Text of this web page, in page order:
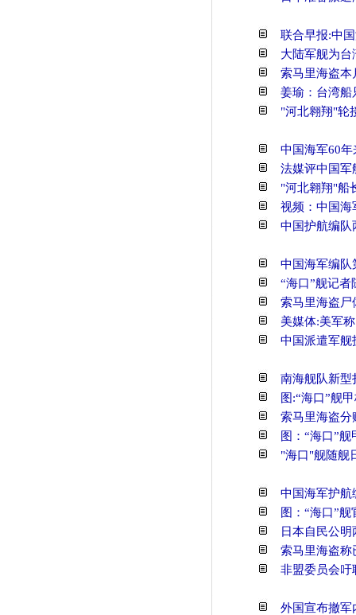
联合早报:中
大陆军舰为
索马里海盗本
姜瑜：台湾船
"河北翱翔"轮
中国海军60
法媒评中国军
"河北翱翔"船
视频：中国海
中国护航编队
中国海军编队
“海口”舰记
索马里海盗尸
美媒体:美军
中国派遣军舰
南海舰队新型
图:“海口”舰
索马里海盗分
图：“海口”
"海口"舰随舰
中国海军护航
图：“海口”
日本自民公
索马里海盗称
非盟委员会吁
外国宣布撤军